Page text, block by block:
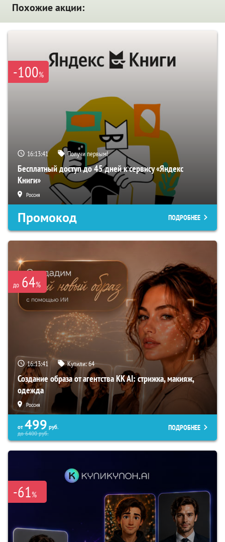
Похожие акции:
-100%
16:13:40 Получи первым!
Бесплатный доступ до 45 дней к сервису «Яндекс
Книги»
Россия
Промокод ПОДРОБНЕЕ
до 64%
16:13:40 Купили:64
Создание образа от агентства KK AI: стрижка, макияж,
одежда
Россия
от 499 руб.
до6400руб.
ПОДРОБНЕЕ
-61%